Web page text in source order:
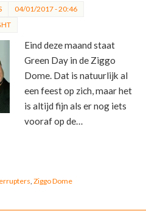
04/01/2017 - 20:46
Eind deze maand staat
Green Day in de Ziggo
Dome. Dat is natuurlijk al
een feest op zich, maar het
is altijd fijn als er nog iets
vooraf op de…
Ziggo Dome